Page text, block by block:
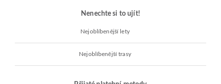
Nenechte si to ujít!
Nejoblíbenější lety
Nejoblíbenější trasy